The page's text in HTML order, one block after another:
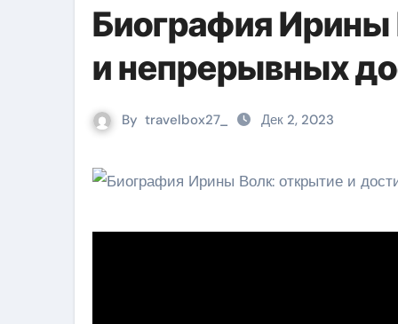
Биография Ирины
и непрерывных
By travelbox27_ Дек 2, 2023